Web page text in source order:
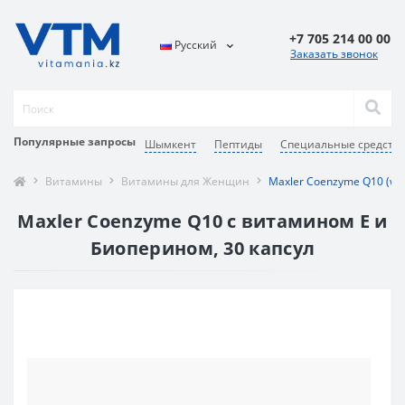
Популярные запросы Шымкент Пептиды Специальные средства
Русский +7 705 214 00 00
Заказать звонок
Витамины Витамины для Женщин Maxler Coenzyme Q10
Maxler Coenzyme Q10 с витамином Е и
Биоперином, 30 капсул